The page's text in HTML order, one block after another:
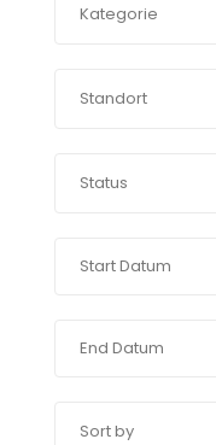
Kategorie
Standort
Status
Sort by